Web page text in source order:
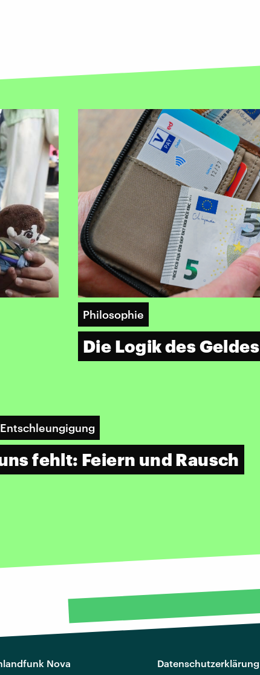
Philosophie
Die Logik des Geldes
fehlt: Feiern und Rausch
Nova Datenschutzerklärung